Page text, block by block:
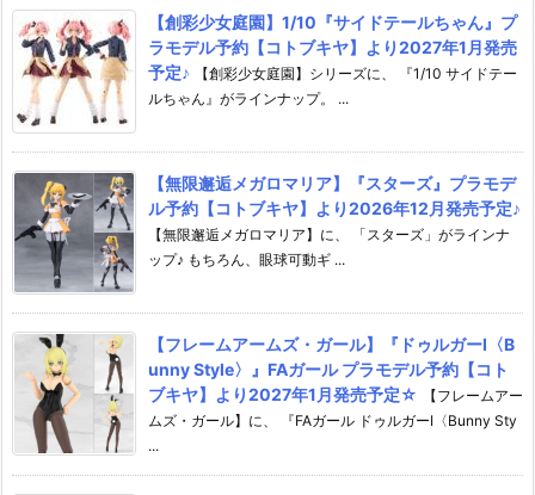
【創彩少女庭園】1/10『サイドテールちゃん』プ
ラモデル予約【コトブキヤ】より2027年1月発売
予定♪
【創彩少女庭園】シリーズに、 『1/10 サイドテー
ルちゃん』がラインナップ。 ...
【無限邂逅メガロマリア】『スターズ』プラモデ
ル予約【コトブキヤ】より2026年12月発売予定♪
【無限邂逅メガロマリア】に、 「スターズ」がラインナ
ップ♪ もちろん、眼球可動ギ ...
【フレームアームズ・ガール】『ドゥルガーI〈B
unny Style〉』FAガール プラモデル予約【コト
ブキヤ】より2027年1月発売予定☆
【フレームアー
ムズ・ガール】に、 『FAガール ドゥルガーI〈Bunny Sty
...